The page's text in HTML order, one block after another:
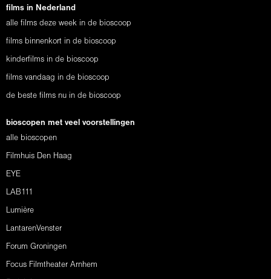
films in Nederland
alle films deze week in de bioscoop
films binnenkort in de bioscoop
kinderfilms in de bioscoop
films vandaag in de bioscoop
de beste films nu in de bioscoop
bioscopen met veel voorstellingen
alle bioscopen
Filmhuis Den Haag
EYE
LAB111
Lumière
LantarenVenster
Forum Groningen
Focus Filmtheater Arnhem